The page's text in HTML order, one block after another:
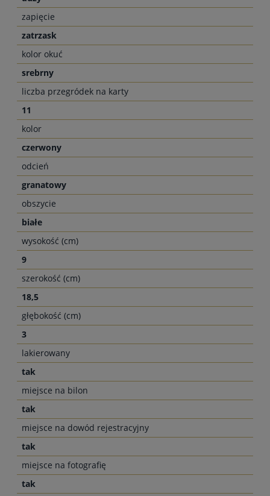
zapięcie
zatrzask
kolor okuć
srebrny
liczba przegródek na karty
11
kolor
czerwony
odcień
granatowy
obszycie
białe
wysokość (cm)
9
szerokość (cm)
18,5
głębokość (cm)
3
lakierowany
tak
miejsce na bilon
tak
miejsce na dowód rejestracyjny
tak
miejsce na fotografię
tak